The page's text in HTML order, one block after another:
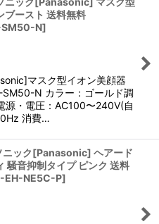
ブースト 送料無料
SM50-N]
マスク型イオン美顔器
SM50-N カラー：ゴールド調
源・電圧：AC100〜240V(自
消費…
ック[Panasonic] ヘアード
騒音抑制タイプ ピンク 送料
EH-NE5C-P]